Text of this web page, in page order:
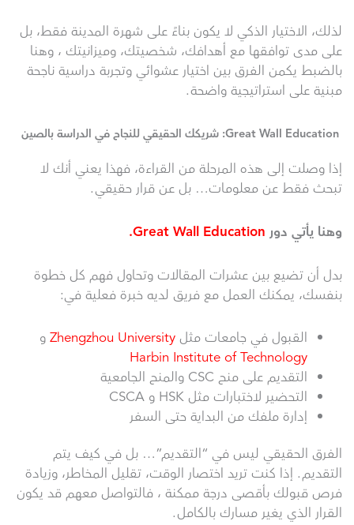
لذلك، الاختيار الذكي لا يكون بناءً على شهرة المدينة فقط، بل
على مدى توافقها مع أهدافك، شخصيتك، وميزانيتك ، وهنا
بالضبط يكمن الفرق بين اختيار عشوائي وتجربة دراسية ناجحة
مبنية على استراتيجية واضحة.
إذا وصلت إلى هذه المرحلة من القراءة، فهذا يعني أنك لا
تبحث فقط عن معلومات… بل عن قرار حقيقي.
وهنا يأتي دور Great Wall Education.
بدل أن تضيع بين عشرات المقالات وتحاول فهم كل خطوة
بنفسك، يمكنك العمل مع فريق لديه خبرة فعلية في:
القبول في جامعات مثلZhengzhou University و
Harbin Institute of Technology
التقديم على منح CSC والمنح الجامعية
التحضير لاختبارات مثل HSK و CSCA
إدارة ملفك من البداية حتى السفر
الفرق الحقيقي ليس في “التقديم”… بل في كيف يتم
التقديم. إذا كنت تريد اختصار الوقت، تقليل المخاطر، وزيادة
فرص قبولك بأقصى درجة ممكنة ، فالتواصل معهم قد يكون
القرار الذي يغير مسارك بالكامل.